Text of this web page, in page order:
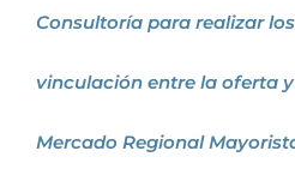
Consultoría para realizar
vinculación entre la oferta
Mercado Regional